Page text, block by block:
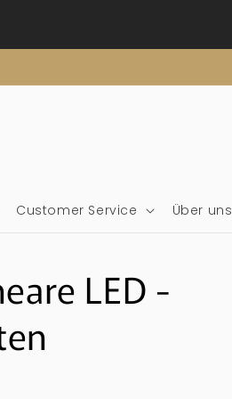
Customer Service Über uns
LED -